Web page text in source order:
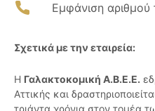
Εμφάνιση
Σχετικά με την εταιρεία:
Η Γαλακτοκομική Α.Β.Ε.Ε.
Αττικής και
τριάντα χρόνια στον τομέα